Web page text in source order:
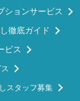
ションサービス
徹底ガイド
ビス
スタッフ募集